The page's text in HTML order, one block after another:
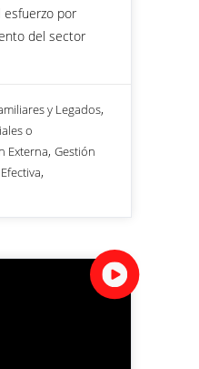
esfuerzo por
del sector
y Legados,
o
Externa, Gestión
,